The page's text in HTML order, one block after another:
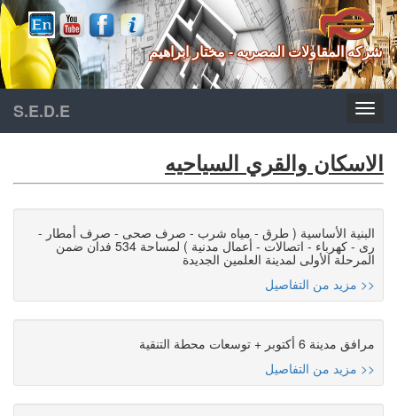
شركه المقاولات المصريه - مختار ابراهيم
S.E.D.E
الاسكان والقري السياحيه
البنية الأساسية ( طرق - مياه شرب - صرف صحى - صرف أمطار -
رى - كهرباء - اتصالات - أعمال مدنية ) لمساحة 534 فدان ضمن
المرحلة الأولى لمدينة العلمين الجديدة
مزيد من التفاصيل >>
مرافق مدينة 6 أكتوبر + توسعات محطة التنقية
مزيد من التفاصيل >>